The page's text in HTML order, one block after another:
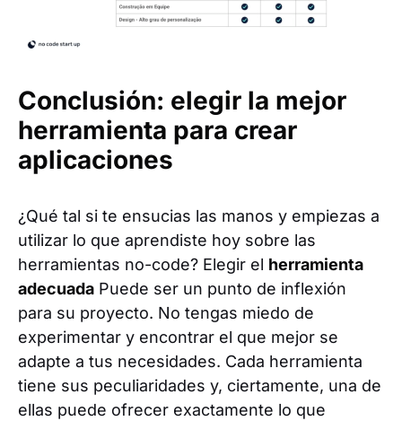
Conclusión: elegir la mejor
herramienta para crear
aplicaciones
¿Qué tal si te ensucias las manos y empiezas a
utilizar lo que aprendiste hoy sobre las
herramientas no-code? Elegir el herramienta
adecuada Puede ser un punto de inflexión
para su proyecto. No tengas miedo de
experimentar y encontrar el que mejor se
adapte a tus necesidades. Cada herramienta
tiene sus peculiaridades y, ciertamente, una de
ellas puede ofrecer exactamente lo que